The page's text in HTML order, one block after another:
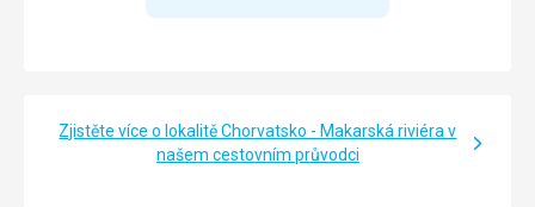
Zjistěte více o lokalitě Chorvatsko - Makarská riviéra v
našem cestovním průvodci